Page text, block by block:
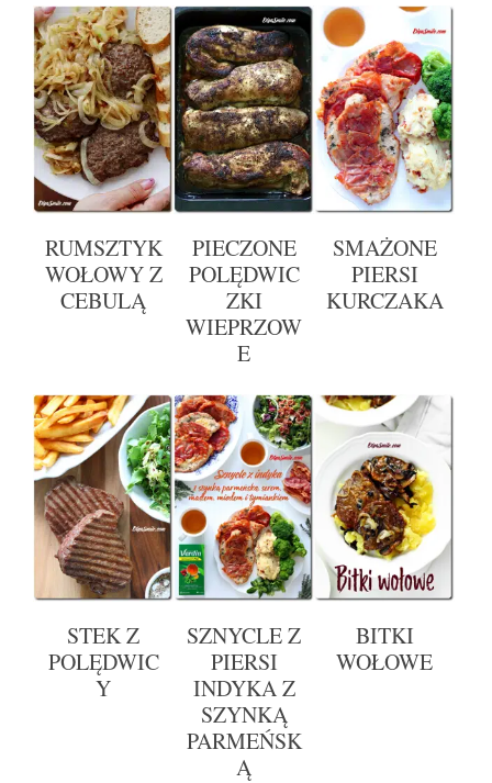
RUMSZTYK
WOŁOWY Z
CEBULĄ
PIECZONE
POLĘDWIC
ZKI
WIEPRZOW
E
SMAŻONE
PIERSI
KURCZAKA
STEK Z
POLĘDWIC
Y
SZNYCLE Z
PIERSI
INDYKA Z
SZYNKĄ
PARMEŃSK
Ą
BITKI
WOŁOWE